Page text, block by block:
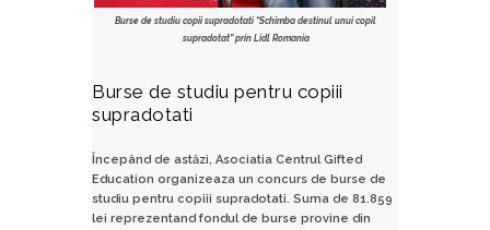
Burse de studiu copii supradotati “Schimba destinul unui copil
supradotat” prin Lidl Romania
Burse de studiu pentru copiii
supradotati
Începând de astăzi, Asociatia Centrul Gifted
Education organizeaza un concurs de burse de
studiu pentru copiii supradotati. Suma de 81.859
lei reprezentand fondul de burse provine din